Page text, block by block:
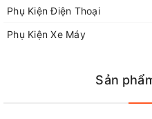
Phụ Kiện Điện Thoại
Phụ Kiện Xe Máy
Sản